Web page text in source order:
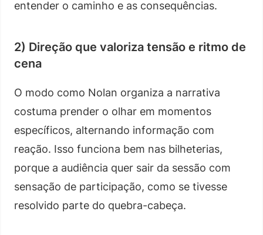
entender o caminho e as consequências.
2) Direção que valoriza tensão e ritmo de
cena
O modo como Nolan organiza a narrativa
costuma prender o olhar em momentos
específicos, alternando informação com
reação. Isso funciona bem nas bilheterias,
porque a audiência quer sair da sessão com
sensação de participação, como se tivesse
resolvido parte do quebra-cabeça.